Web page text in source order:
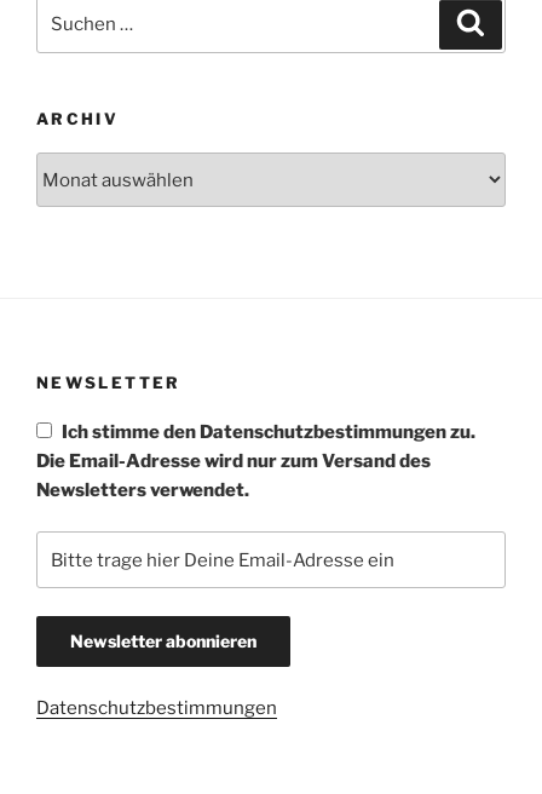
nach:
ARCHIV
NEWSLETTER
Ich stimme den Datenschutzbestimmungen zu.
Die Email-Adresse wird nur zum Versand des
Newsletters verwendet.
Datenschutzbestimmungen